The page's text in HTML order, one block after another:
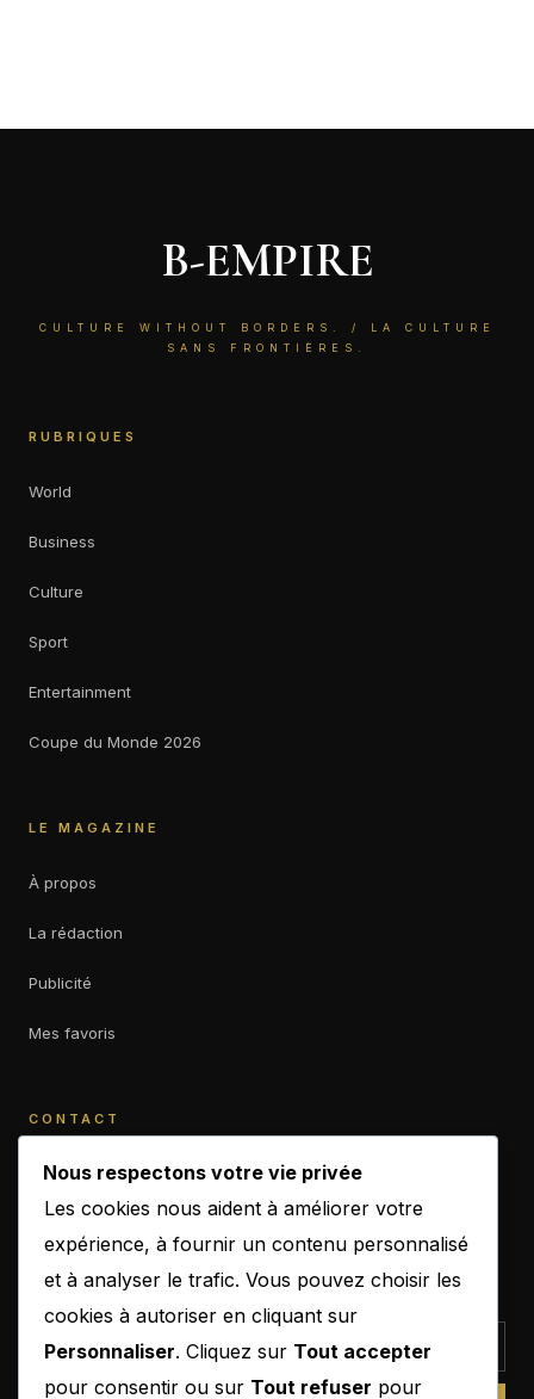
B-EMPIRE
CULTURE WITHOUT BORDERS. / LA CULTURE
SANS FRONTIÈRES.
RUBRIQUES
World
Business
Culture
Sport
Entertainment
Coupe du Monde 2026
LE MAGAZINE
À propos
La rédaction
Publicité
Mes favoris
CONTACT
contact@b-empiremagazine.com
NEWSLETTER
Nous respectons votre vie privée
Les cookies nous aident à améliorer votre
expérience, à fournir un contenu personnalisé
et à analyser le trafic. Vous pouvez choisir les
cookies à autoriser en cliquant sur
Personnaliser. Cliquez sur Tout accepter
pour consentir ou sur Tout refuser pour